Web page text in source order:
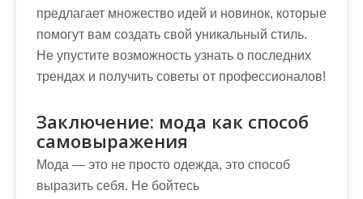
предлагает множество идей и новинок, которые
помогут вам создать свой уникальный стиль.
Не упустите возможность узнать о последних
трендах и получить советы от профессионалов!
Заключение: мода как способ
самовыражения
Мода — это не просто одежда, это способ
выразить себя. Не бойтесь